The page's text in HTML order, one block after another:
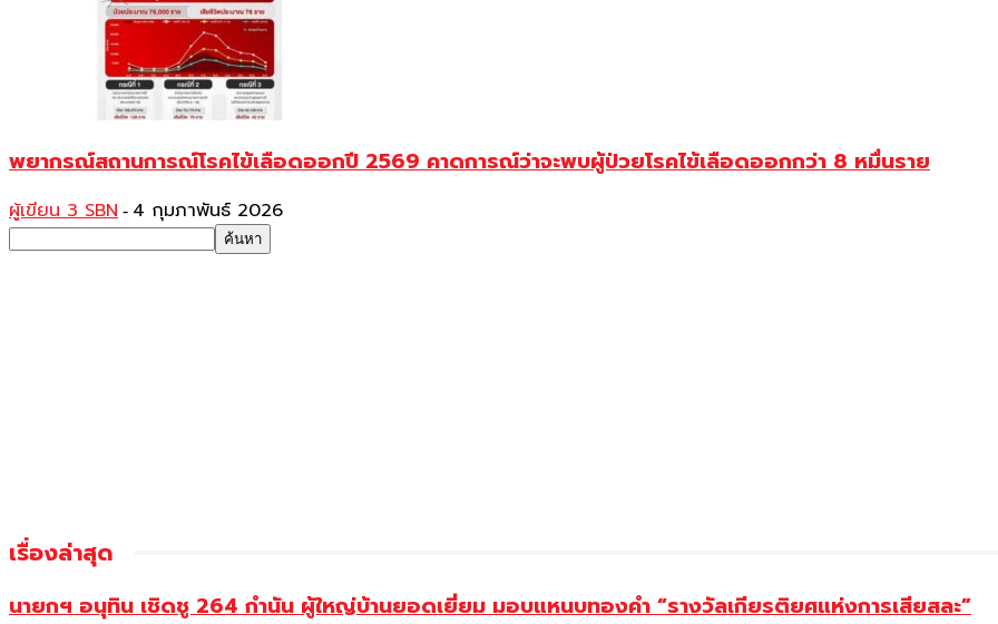
พยากรณ์สถานการณ์โรคไข้เลือดออกปี 2569 คาดการณ์ว่าจะพบผู้ป่วยโรคไข้เลือดออกกว่า 8 หมื่นราย
ผู้เขียน 3 SBN - 4 กุมภาพันธ์ 2026
เรื่องล่าสุด
นายกฯ อนุทิน เชิดชู 264 กำนัน ผู้ใหญ่บ้านยอดเยี่ยม มอบแหนบทองคำ “รางวัลเกียรติยศแห่งการเสียสละ”